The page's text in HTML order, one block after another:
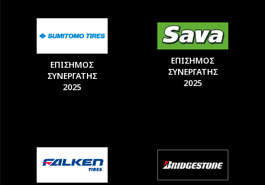
ΕΠΙΣΗΜΟΣ
ΣΥΝΕΡΓΑΤΗΣ
2025
ΕΠΙΣΗΜΟΣ
ΣΥΝΕΡΓΑΤΗΣ
2025